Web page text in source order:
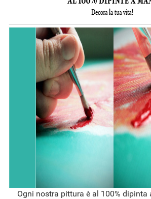
Ogni nostra pittura è al 100% dipinta